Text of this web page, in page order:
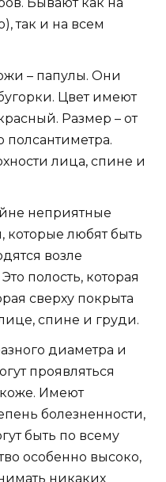
так и на всем
– папулы. Они
Цвет имеют
Размер – от
лица, спине и
неприятные
которые любят быть
возле
полость, которая
сверху покрыта
спине и груди.
диаметра и
проявляться
Имеют
болезненности,
быть по всему
особенно высоко,
никаких